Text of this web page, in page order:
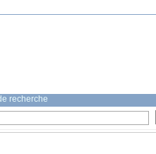
recherche